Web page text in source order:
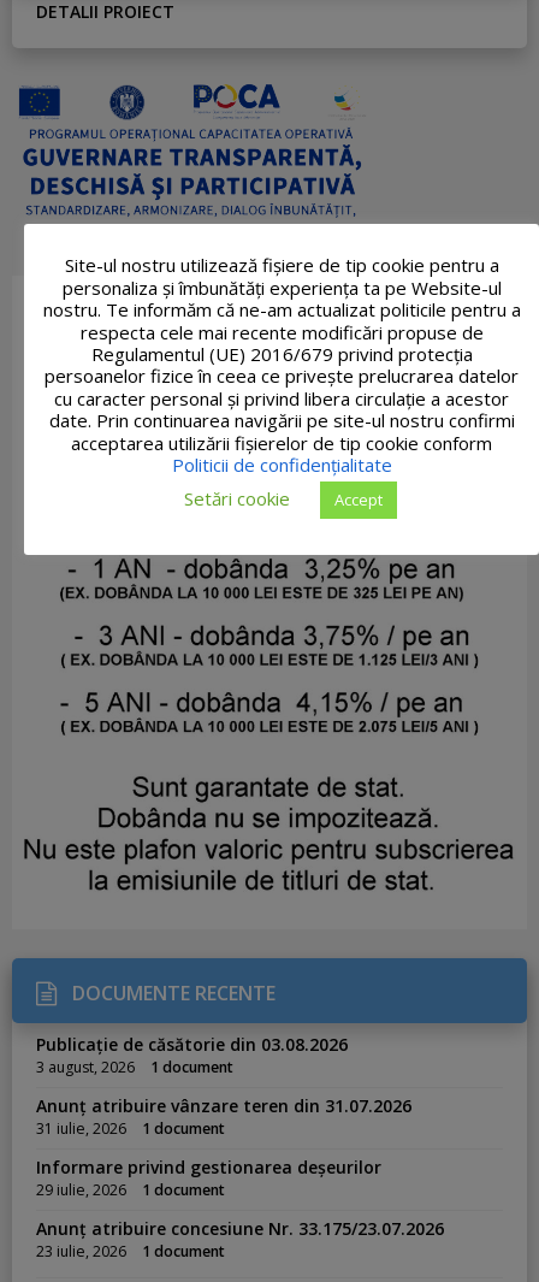
DETALII PROIECT
DOCUMENTE RECENTE
Publicație de căsătorie din 03.08.2026
3 august, 2026 1 document
Anunț atribuire vânzare teren din 31.07.2026
31 iulie, 2026 1 document
Informare privind gestionarea deșeurilor
29 iulie, 2026 1 document
Anunț atribuire concesiune Nr. 33.175/23.07.2026
23 iulie, 2026 1 document
Site-ul nostru utilizează fişiere de tip cookie pentru a
personaliza și îmbunătăți experiența ta pe Website-ul
nostru. Te informăm că ne-am actualizat politicile pentru a
respecta cele mai recente modificări propuse de
Regulamentul (UE) 2016/679 privind protecția
persoanelor fizice în ceea ce privește prelucrarea datelor
cu caracter personal și privind libera circulație a acestor
date. Prin continuarea navigării pe site-ul nostru confirmi
acceptarea utilizării fişierelor de tip cookie conform
Politicii de confidențialitate
Setări cookie
Accept